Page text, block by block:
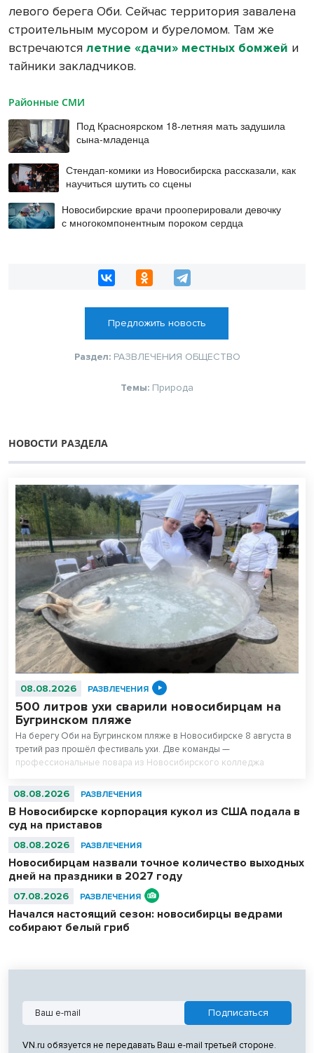
левого берега Оби. Сейчас территория завалена
строительным мусором и буреломом. Там же
встречаются летние «дачи» местных бомжей и
тайники закладчиков.
Районные СМИ
Под Красноярском 18-летняя мать задушила
сына-младенца
Стендап-комики из Новосибирска рассказали, как
научиться шутить со сцены
Новосибирские врачи прооперировали девочку
с многокомпонентным пороком сердца
Предложить новость
Раздел: РАЗВЛЕЧЕНИЯ ОБЩЕСТВО
Темы: Природа
НОВОСТИ РАЗДЕЛА
08.08.2026 РАЗВЛЕЧЕНИЯ
500 литров ухи сварили новосибирцам на
Бугринском пляже
На берегу Оби на Бугринском пляже в Новосибирске 8 августа в
третий раз прошёл фестиваль ухи. Две команды —
профессиональные повара из Новосибирского колледжа
приготовления очередь отдыхающих на пляже выстроилась за
08.08.2026 РАЗВЛЕЧЕНИЯ
В Новосибирске корпорация кукол из США подала в
суд на приставов
08.08.2026 РАЗВЛЕЧЕНИЯ
Новосибирцам назвали точное количество выходных
дней на праздники в 2027 году
07.08.2026 РАЗВЛЕЧЕНИЯ
Начался настоящий сезон: новосибирцы ведрами
собирают белый гриб
VN.ru обязуется не передавать Ваш e-mail третьей стороне.